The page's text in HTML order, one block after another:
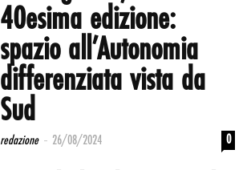
40esima edizione:
spazio all’Autonomia
differenziata vista da
Sud
redazione - 26/08/2024 0